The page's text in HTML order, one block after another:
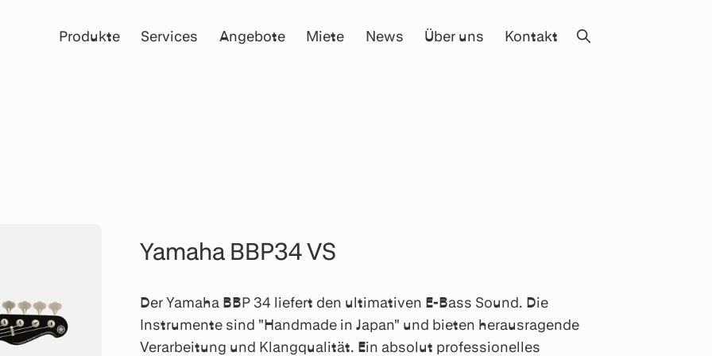
Produkte Services Angebote Miete News Über uns Kontakt
Yamaha BBP34 VS
Der Yamaha BBP 34 liefert den ultimativen E-Bass Sound. Die
Instrumente sind "Handmade in Japan" und bieten herausragende
Verarbeitung und Klangqualität. Ein absolut professionelles